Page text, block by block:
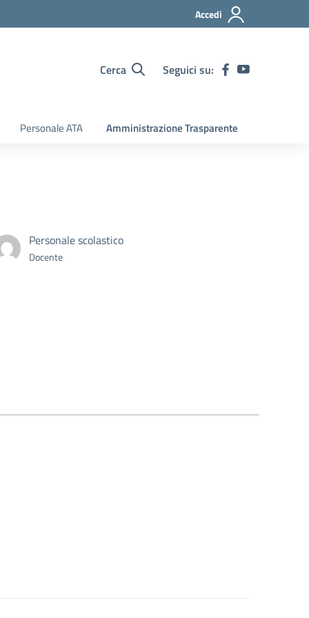
Accedi
Cerca Seguici su:
Personale ATA Amministrazione Trasparente
Personale scolastico
Docente